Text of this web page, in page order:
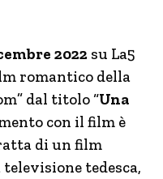
2022 su La5
romantico della
dal titolo “Una
con il film è
di un film
tedesca,